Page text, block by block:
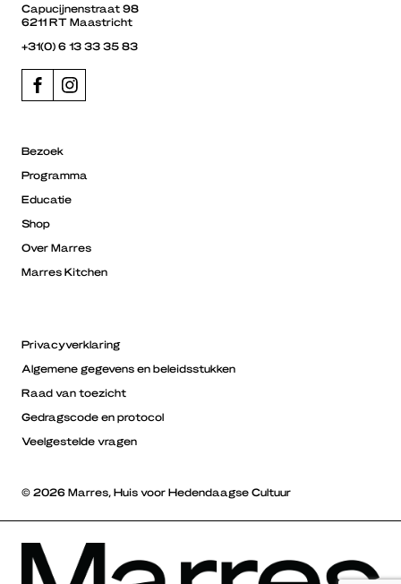
Capucijnenstraat 98
6211 RT Maastricht
+31(0) 6 13 33 35 83
Bezoek
Programma
Educatie
Shop
Over Marres
Marres Kitchen
Privacyverklaring
Algemene gegevens en beleidsstukken
Raad van toezicht
Gedragscode en protocol
Veelgestelde vragen
© 2026 Marres, Huis voor Hedendaagse Cultuur